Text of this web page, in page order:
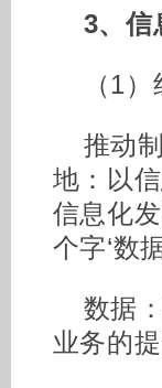
3、信
（1
推动
地：以
信息化
个字‘数
数据
业务的